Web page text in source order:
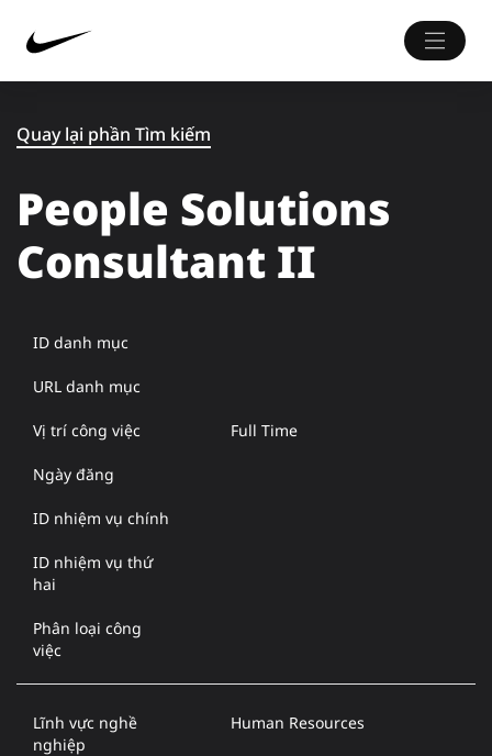
Quay lại phần Tìm kiếm
People Solutions
Consultant II
ID danh mục
URL danh mục
Vị trí công việc Full Time
Ngày đăng
ID nhiệm vụ chính
ID nhiệm vụ thứ
hai
Phân loại công
việc
Lĩnh vực nghề
nghiệp
Human Resources